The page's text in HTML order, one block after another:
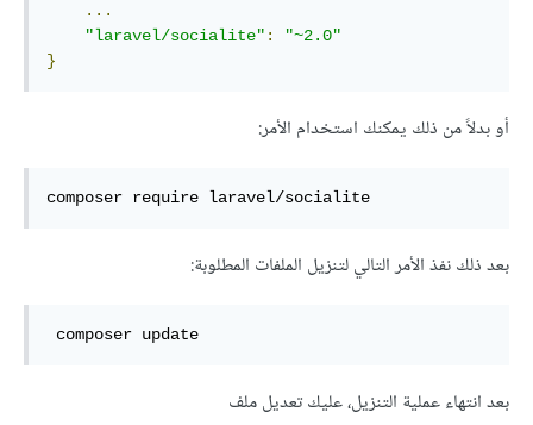
...
"laravel/socialite" :
"~2.0"
}
أو بدلاً من ذلك يمكنك استخدام الأمر:
composer require laravel/socialite
بعد ذلك نفذ الأمر التالي لتنزيل الملفات المطلوبة:
composer update
بعد انتهاء عملية التنزيل، عليك تعديل ملف